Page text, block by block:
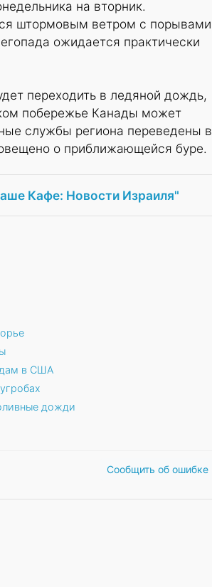
на вторник.
штормовым ветром с порывами
ожидается практически
переходить в ледяной дождь,
побережье Канады может
службы региона переведены в
о приближающейся буре.
Кафе: Новости Израиля"
в США
дожди
Сообщить об ошибке